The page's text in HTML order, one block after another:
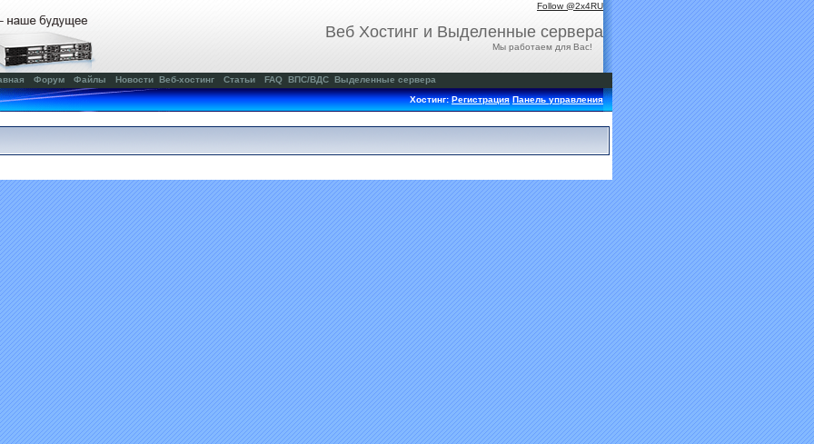
Follow @2x4RU
Веб Хостинг и Выделенные сервера
Мы работаем для Вас!
Форум Файлы Новости Веб-хостинг Статьи FAQ ВПС/ВДС Выделенные сервера
Хостинг:Регистрация Панель управления